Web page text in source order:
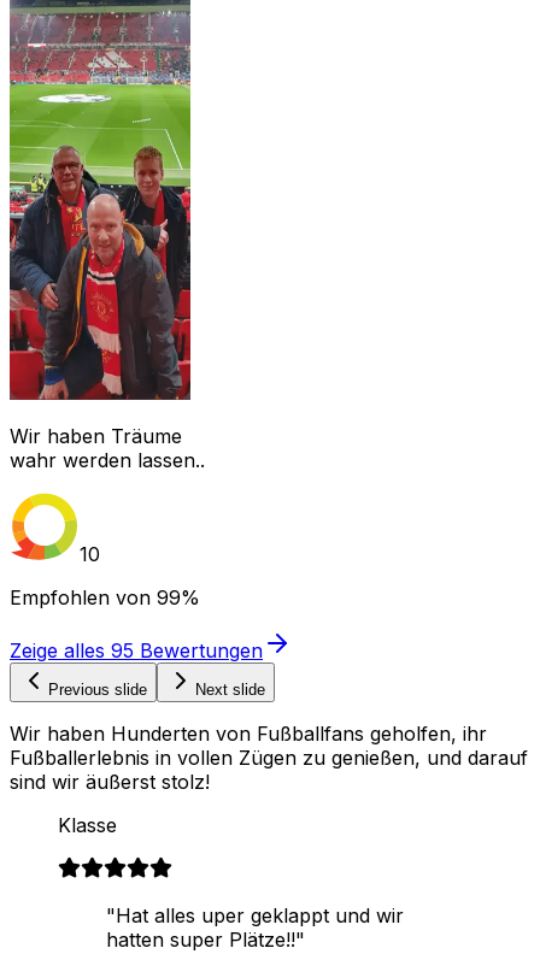
Wir haben Träume
wahr werden lassen..
10
Empfohlen von 99%
Zeige alles 95 Bewertungen
Previous slide Next slide
Wir haben Hunderten von Fußballfans geholfen, ihr
Fußballerlebnis in vollen Zügen zu genießen, und darauf
sind wir äußerst stolz!
Klasse
"Hat alles uper geklappt und wir
hatten super Plätze!!"